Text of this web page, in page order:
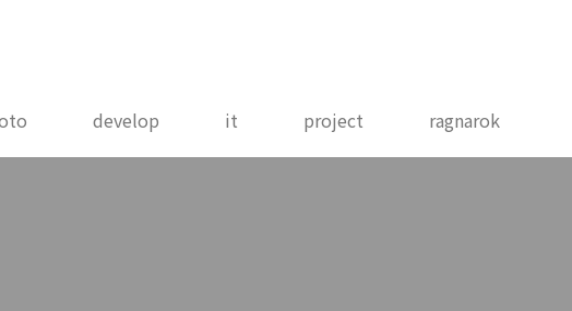
develop it project ragnarok